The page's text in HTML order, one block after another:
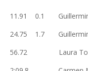
11.91 0.1
24.75 1.7
56.72 Laura